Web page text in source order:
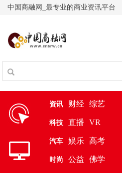
中国商融网_最专业的商业资讯平台
资讯 财经 综艺
科技 直播 VR
汽车 娱乐 高考
时尚 公益 佛学